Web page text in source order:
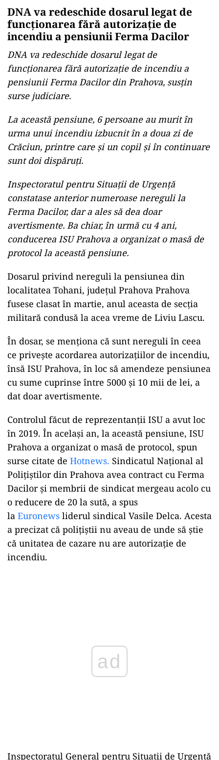
DNA va redeschide dosarul legat de
funcționarea fără autorizație de
incendiu a pensiunii Ferma Dacilor
DNA va redeschide dosarul legat de
funcționarea fără autorizație de incendiu a
pensiunii Ferma Dacilor din Prahova, susțin
surse judiciare.
La această pensiune, 6 persoane au murit în
urma unui incendiu izbucnit în a doua zi de
Crăciun, printre care și un copil și în continuare
sunt doi dispăruți.
Inspectoratul pentru Situații de Urgență
constatase anterior numeroase nereguli la
Ferma Dacilor, dar a ales să dea doar
avertismente. Ba chiar, în urmă cu 4 ani,
conducerea ISU Prahova a organizat o masă de
protocol la această pensiune.
Dosarul privind nereguli la pensiunea din
localitatea Tohani, județul Prahova Prahova
fusese clasat în martie, anul aceasta de secția
militară condusă la acea vreme de Liviu Lascu.
În dosar, se menționa că sunt nereguli în ceea
ce privește acordarea autorizațiilor de incendiu,
însă ISU Prahova, în loc să amendeze pensiunea
cu sume cuprinse între 5000 și 10 mii de lei, a
dat doar avertismente.
Controlul făcut de reprezentanții ISU a avut loc
în 2019. În același an, la această pensiune, ISU
Prahova a organizat o masă de protocol, spun
surse citate de Hotnews. Sindicatul Național al
Polițiștilor din Prahova avea contract cu Ferma
Dacilor și membrii de sindicat mergeau acolo cu
o reducere de 20 la sută, a spus
la Euronews liderul sindical Vasile Delca. Acesta
a precizat că polițiștii nu aveau de unde să știe
că unitatea de cazare nu are autorizație de
incendiu.
ad
Inspectoratul General pentru Situaţii de Urgenţă